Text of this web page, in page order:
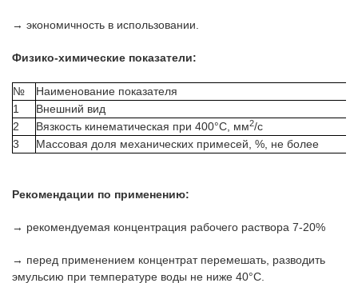
→ экономичность в использовании.
Физико-химические показатели:
№
Наименование показателя
1
Внешний вид
2
Вязкость кинематическая при 400°С, мм2/с
3
Массовая доля механических примесей, %, не более
Рекомендации по применению:
→ рекомендуемая концентрация рабочего раствора 7-20%
→ перед применением концентрат перемешать, разводить
эмульсию при температуре воды не ниже 40°С.